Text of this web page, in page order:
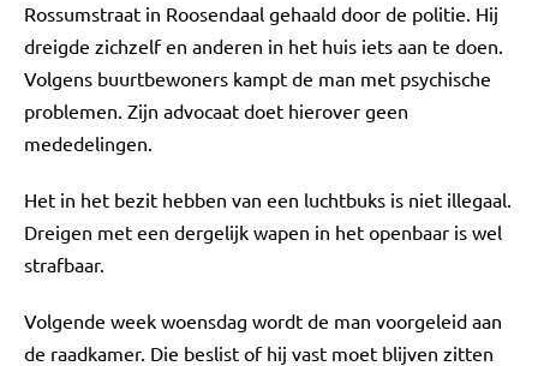
Rossumstraat in Roosendaal gehaald door de politie. Hij
dreigde zichzelf en anderen in het huis iets aan te doen.
Volgens buurtbewoners kampt de man met psychische
problemen. Zijn advocaat doet hierover geen
mededelingen.
Het in het bezit hebben van een luchtbuks is niet illegaal.
Dreigen met een dergelijk wapen in het openbaar is wel
strafbaar.
Volgende week woensdag wordt de man voorgeleid aan
de raadkamer. Die beslist of hij vast moet blijven zitten